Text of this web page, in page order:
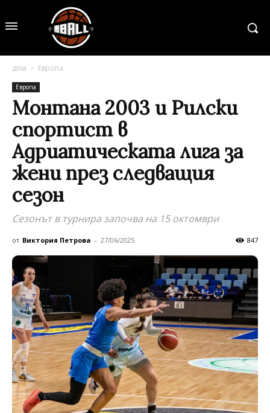
дом Европа
Европа
Монтана 2003 и Рилски
спортист в
Адриатическата лига за
жени през следващия
сезон
Сезонът в турнира започва на 15 октомври
от Виктория Петрова - 27/06/2025 847